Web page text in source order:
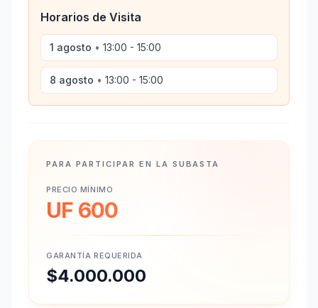
Horarios de Visita
1 agosto • 13:00 - 15:00
8 agosto • 13:00 - 15:00
PARA PARTICIPAR EN LA SUBASTA
PRECIO MÍNIMO
UF 600
GARANTÍA REQUERIDA
$4.000.000